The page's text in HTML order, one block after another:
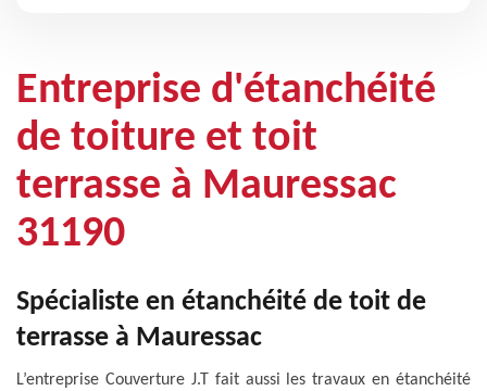
Entreprise d'étanchéité
de toiture et toit
terrasse à Mauressac
31190
Spécialiste en étanchéité de toit de
terrasse à Mauressac
L’entreprise Couverture J.T fait aussi les travaux en étanchéité